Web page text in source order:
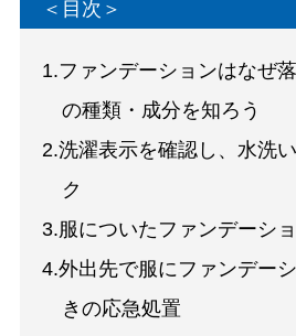
＜目次＞
1.ファンデーションはなぜ
の種類・成分を知ろう
2.洗濯表示を確認し、水洗
ク
3.服についたファンデーシ
4.外出先で服にファンデー
きの応急処置